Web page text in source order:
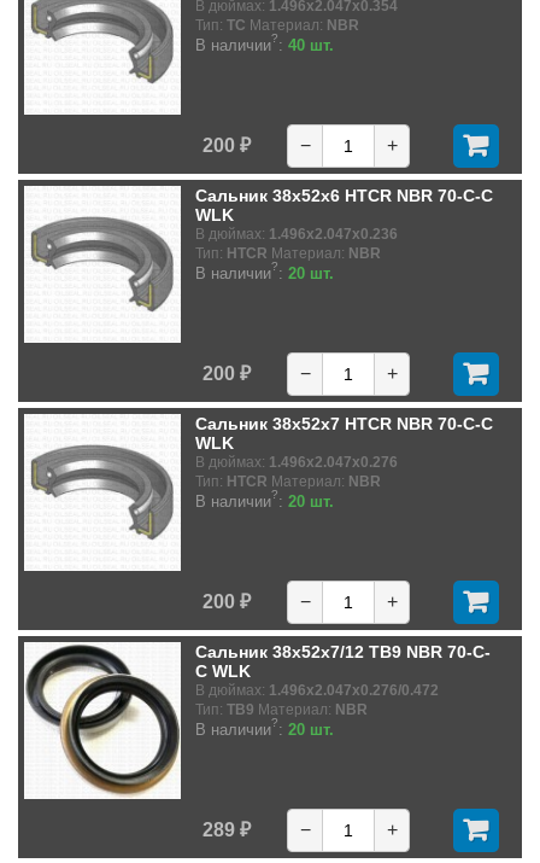
В дюймах: 1.496x2.047x0.354
Тип: TC Материал: NBR
В наличии?: 40 шт.
200 ₽ − +
Сальник 38x52x6 HTCR NBR 70-C-C
WLK
В дюймах: 1.496x2.047x0.236
Тип: HTCR Материал: NBR
В наличии?: 20 шт.
200 ₽ − +
Сальник 38x52x7 HTCR NBR 70-C-C
WLK
В дюймах: 1.496x2.047x0.276
Тип: HTCR Материал: NBR
В наличии?: 20 шт.
200 ₽ − +
Сальник 38x52x7/12 TB9 NBR 70-C-
C WLK
В дюймах: 1.496x2.047x0.276/0.472
Тип: TB9 Материал: NBR
В наличии?: 20 шт.
289 ₽ − +